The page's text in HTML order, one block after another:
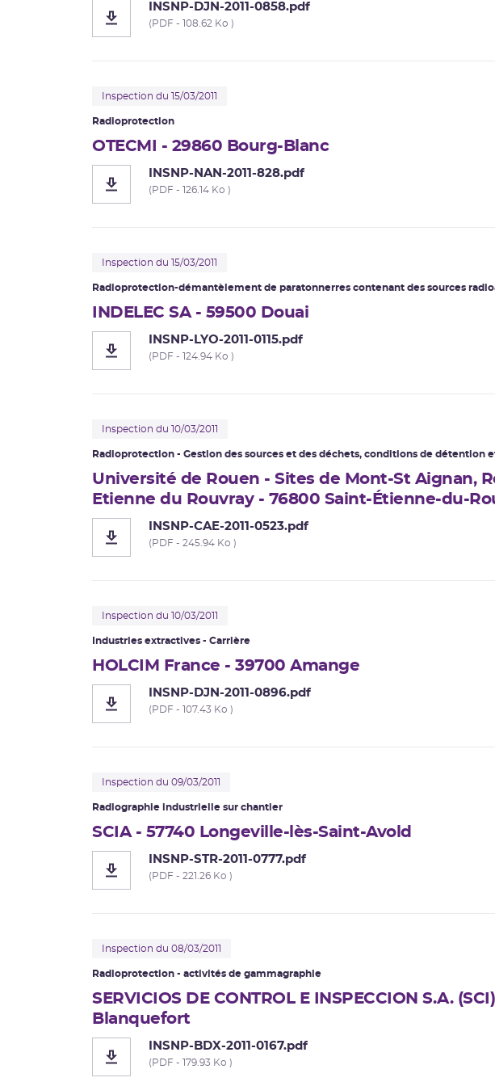
INSNP-DJN-2011-0858.pdf
(PDF - 108.62 Ko )
Inspection du 15/03/2011
Radioprotection
OTECMI - 29860 Bourg-Blanc
INSNP-NAN-2011-828.pdf
(PDF - 126.14 Ko )
Inspection du 15/03/2011
Radioprotection-démantèlement de paratonnerres contenant des sources
INDELEC SA - 59500 Douai
INSNP-LYO-2011-0115.pdf
(PDF - 124.94 Ko )
Inspection du 10/03/2011
Radioprotection - Gestion des sources et des déchets, conditions de détention
Université de Rouen - Sites de Mont-St Aignan,
Etienne du Rouvray - 76800 Saint-Étienne-du-
INSNP-CAE-2011-0523.pdf
(PDF - 245.94 Ko )
Inspection du 10/03/2011
Industries extractives - Carrière
HOLCIM France - 39700 Amange
INSNP-DJN-2011-0896.pdf
(PDF - 107.43 Ko )
Inspection du 09/03/2011
Radiographie industrielle sur chantier
SCIA - 57740 Longeville-lès-Saint-Avold
INSNP-STR-2011-0777.pdf
(PDF - 221.26 Ko )
Inspection du 08/03/2011
Radioprotection - activités de gammagraphie
SERVICIOS DE CONTROL E INSPECCION S.A.
Blanquefort
INSNP-BDX-2011-0167.pdf
(PDF - 179.93 Ko )